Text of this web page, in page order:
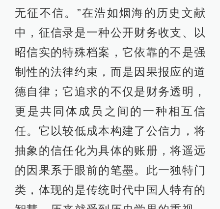
无征不信。”在浩如烟海的历史文献
中，征信录是一种公开财务收支、以
昭信实的特殊档案，它依靠的不是强
制性的法律约束，而是因果报应的道
德自律；它追求的不仅是财务透明，
更是共同体成员之间的一种相互信
任。它以较低成本构建了公信力，将
抽象的信任化为具体的账册，将遥远
的因果系于眼前的笔墨。此一独特门
类，体现的是传统时代中国人特有的